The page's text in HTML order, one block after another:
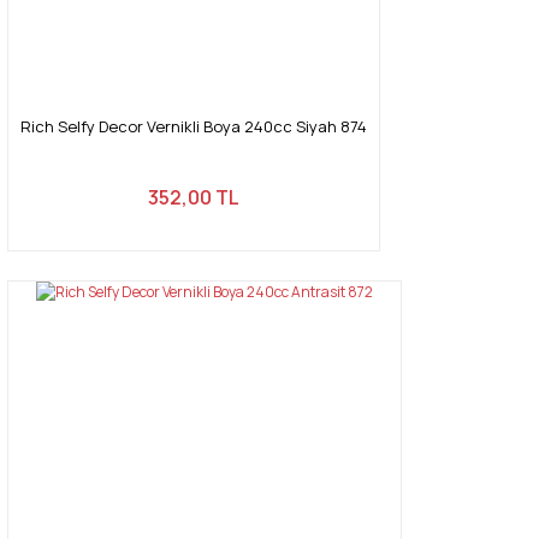
Rich Selfy Decor Vernikli Boya 240cc Siyah 874
352,00 TL